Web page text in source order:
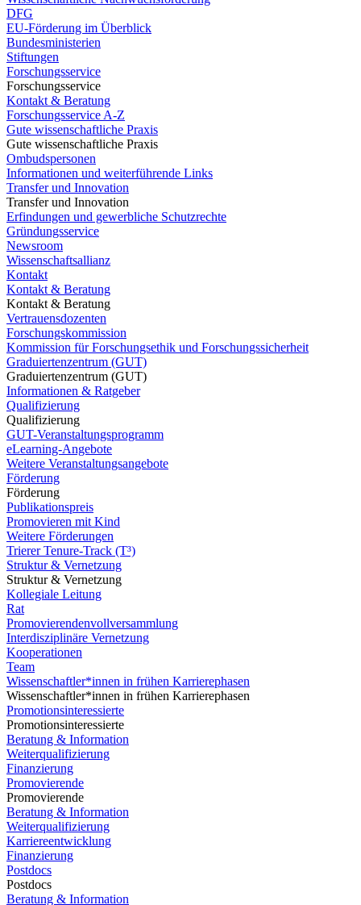
DFG
EU-Förderung im Überblick
Bundesministerien
Stiftungen
Forschungsservice
Forschungsservice
Kontakt & Beratung
Forschungsservice A-Z
Gute wissenschaftliche Praxis
Gute wissenschaftliche Praxis
Ombudspersonen
Informationen und weiterführende Links
Transfer und Innovation
Transfer und Innovation
Erfindungen und gewerbliche Schutzrechte
Gründungsservice
Newsroom
Wissenschaftsallianz
Kontakt
Kontakt & Beratung
Kontakt & Beratung
Vertrauensdozenten
Forschungskommission
Kommission für Forschungsethik und Forschungssicherheit
Graduiertenzentrum (GUT)
Graduiertenzentrum (GUT)
Informationen & Ratgeber
Qualifizierung
Qualifizierung
GUT-Veranstaltungsprogramm
eLearning-Angebote
Weitere Veranstaltungsangebote
Förderung
Förderung
Publikationspreis
Promovieren mit Kind
Weitere Förderungen
Trierer Tenure-Track (T³)
Struktur & Vernetzung
Struktur & Vernetzung
Kollegiale Leitung
Rat
Promovierendenvollversammlung
Interdisziplinäre Vernetzung
Kooperationen
Team
Wissenschaftler*innen in frühen Karrierephasen
Wissenschaftler*innen in frühen Karrierephasen
Promotionsinteressierte
Promotionsinteressierte
Beratung & Information
Weiterqualifizierung
Finanzierung
Promovierende
Promovierende
Beratung & Information
Weiterqualifizierung
Karriereentwicklung
Finanzierung
Postdocs
Postdocs
Beratung & Information